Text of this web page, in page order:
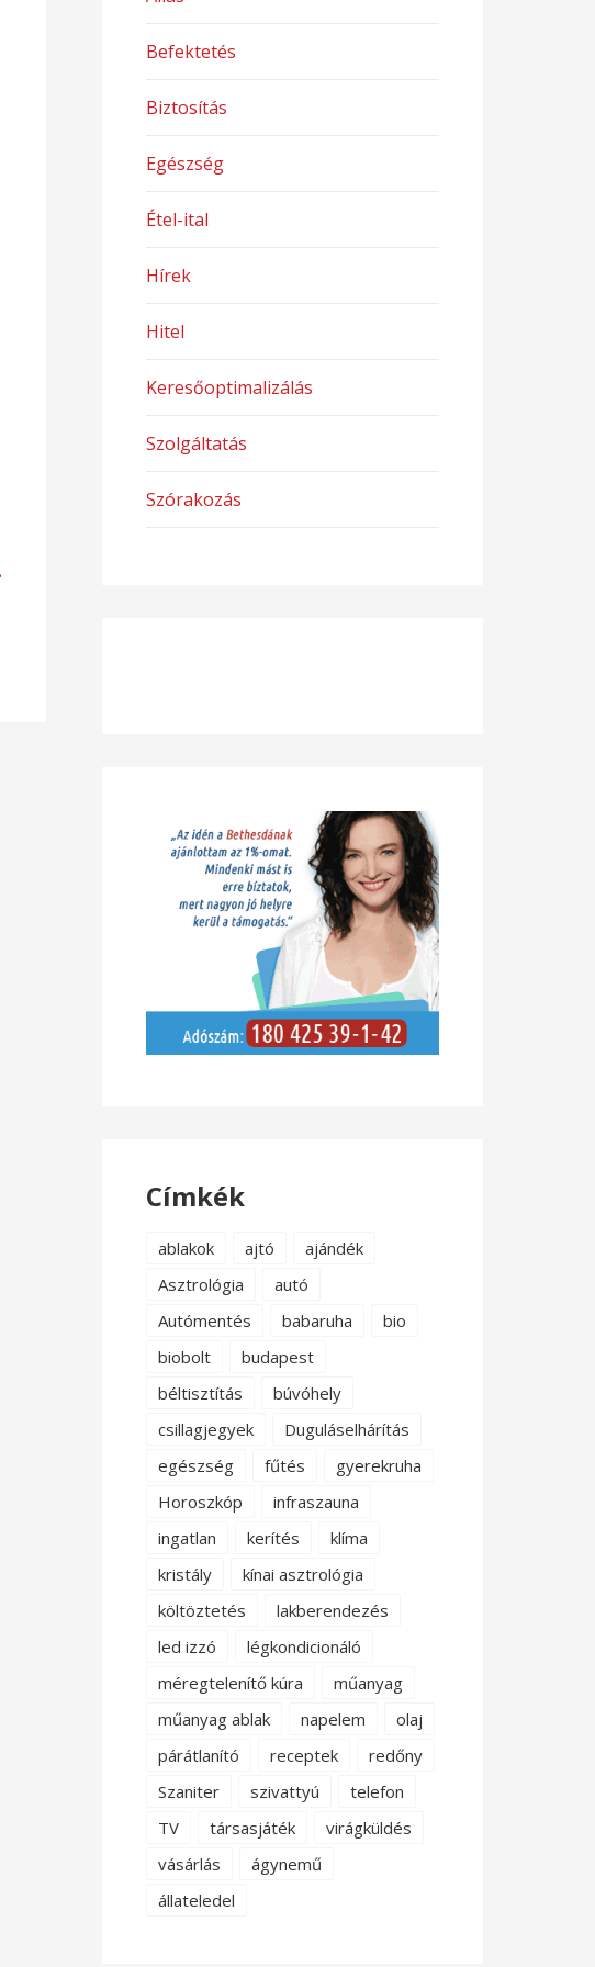
Befektetés
Biztosítás
Egészség
Étel-ital
Hírek
Hitel
Keresőoptimalizálás
Szolgáltatás
Szórakozás
Címkék
ablakok ajtó
ajándék
Asztrológia
autó
Autómentés
babaruha
bio
biobolt
budapest
béltisztítás
búvóhely
csillagjegyek
Duguláselhárítás
egészség
fűtés
gyerekruha
Horoszkóp
infraszauna
ingatlan
kerítés
klíma
kristály
kínai asztrológia
költöztetés
lakberendezés
led izzó
légkondicionáló
méregtelenítő kúra
műanyag
műanyag ablak
napelem
olaj
párátlanító
receptek
redőny
Szaniter
szivattyú
telefon
TV
társasjáték
virágküldés
vásárlás
ágynemű
állateledel